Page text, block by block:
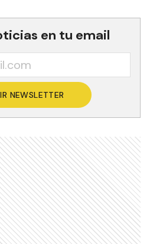
en tu email
NEWSLETTER